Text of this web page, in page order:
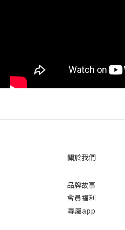
關於我們
品牌故事
會員福利
專屬app